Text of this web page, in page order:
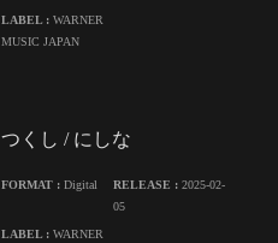
LABEL : WARNER
MUSIC JAPAN
つくし / にしな
FORMAT : Digital RELEASE :2025-02-
05
LABEL : WARNER